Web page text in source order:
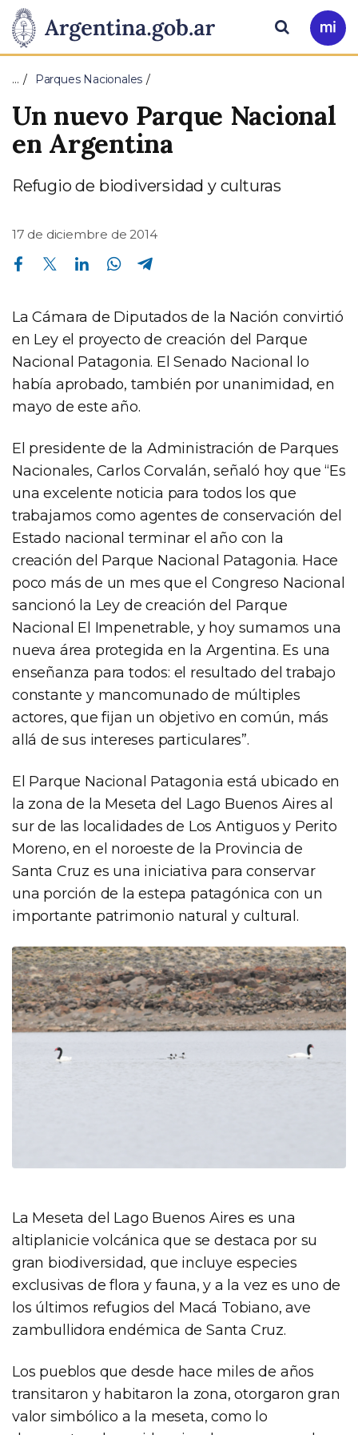
Presidencia
de
la
Nación
Pasar al contenido principal
Ir
a
Buscar
… Parques Nacionales
Un nuevo Parque Nacional
en Argentina
Refugio de biodiversidad y culturas
17 de diciembre de 2014
Compartir en Facebook Compartir en Twitter Compartir en Linkedin Compartir en Whatsapp
La Cámara de Diputados de la Nación convirtió
en Ley el proyecto de creación del Parque
Nacional Patagonia. El Senado Nacional lo
había aprobado, también por unanimidad, en
mayo de este año.
El presidente de la Administración de Parques
Nacionales, Carlos Corvalán, señaló hoy que “Es
una excelente noticia para todos los que
trabajamos como agentes de conservación del
Estado nacional terminar el año con la
creación del Parque Nacional Patagonia. Hace
poco más de un mes que el Congreso Nacional
sancionó la Ley de creación del Parque
Nacional El Impenetrable, y hoy sumamos una
nueva área protegida en la Argentina. Es una
enseñanza para todos: el resultado del trabajo
constante y mancomunado de múltiples
actores, que fijan un objetivo en común, más
allá de sus intereses particulares”.
El Parque Nacional Patagonia está ubicado en
la zona de la Meseta del Lago Buenos Aires al
sur de las localidades de Los Antiguos y Perito
Moreno, en el noroeste de la Provincia de
Santa Cruz es una iniciativa para conservar
una porción de la estepa patagónica con un
importante patrimonio natural y cultural.
La Meseta del Lago Buenos Aires es una
altiplanicie volcánica que se destaca por su
gran biodiversidad, que incluye especies
exclusivas de flora y fauna, y a la vez es uno de
los últimos refugios del Macá Tobiano, ave
zambullidora endémica de Santa Cruz.
Los pueblos que desde hace miles de años
transitaron y habitaron la zona, otorgaron gran
valor simbólico a la meseta, como lo